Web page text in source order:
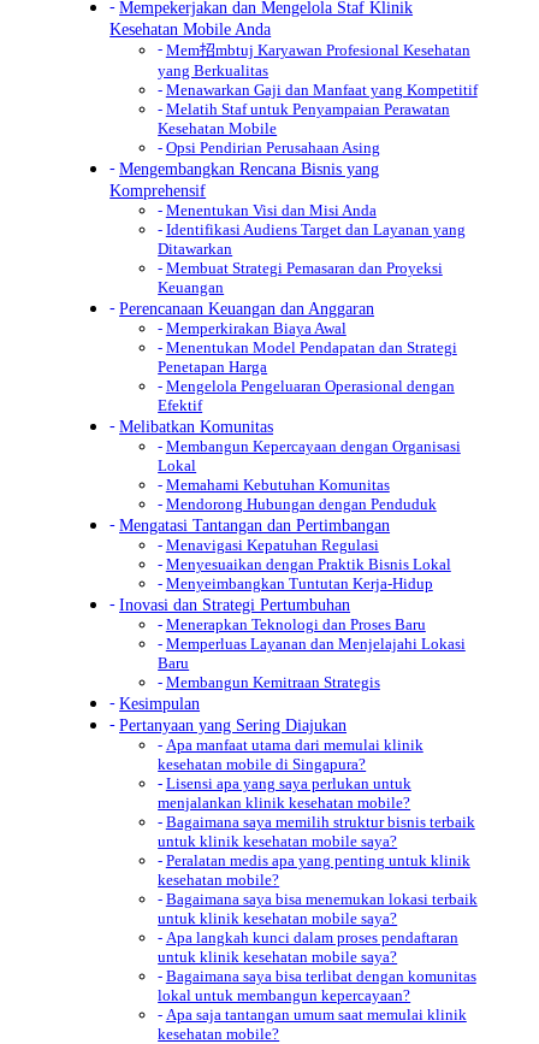
Mempekerjakan dan Mengelola Staf Klinik
Kesehatan Mobile Anda
Mem招mbtuj Karyawan Profesional Kesehatan
yang Berkualitas
Menawarkan Gaji dan Manfaat yang Kompetitif
Melatih Staf untuk Penyampaian Perawatan
Kesehatan Mobile
Opsi Pendirian Perusahaan Asing
Mengembangkan Rencana Bisnis yang
Komprehensif
Menentukan Visi dan Misi Anda
Identifikasi Audiens Target dan Layanan yang
Ditawarkan
Membuat Strategi Pemasaran dan Proyeksi
Keuangan
Perencanaan Keuangan dan Anggaran
Memperkirakan Biaya Awal
Menentukan Model Pendapatan dan Strategi
Penetapan Harga
Mengelola Pengeluaran Operasional dengan
Efektif
Melibatkan Komunitas
Membangun Kepercayaan dengan Organisasi
Lokal
Memahami Kebutuhan Komunitas
Mendorong Hubungan dengan Penduduk
Mengatasi Tantangan dan Pertimbangan
Menavigasi Kepatuhan Regulasi
Menyesuaikan dengan Praktik Bisnis Lokal
Menyeimbangkan Tuntutan Kerja-Hidup
Inovasi dan Strategi Pertumbuhan
Menerapkan Teknologi dan Proses Baru
Memperluas Layanan dan Menjelajahi Lokasi
Baru
Membangun Kemitraan Strategis
Kesimpulan
Pertanyaan yang Sering Diajukan
Apa manfaat utama dari memulai klinik
kesehatan mobile di Singapura?
Lisensi apa yang saya perlukan untuk
menjalankan klinik kesehatan mobile?
Bagaimana saya memilih struktur bisnis terbaik
untuk klinik kesehatan mobile saya?
Peralatan medis apa yang penting untuk klinik
kesehatan mobile?
Bagaimana saya bisa menemukan lokasi terbaik
untuk klinik kesehatan mobile saya?
Apa langkah kunci dalam proses pendaftaran
untuk klinik kesehatan mobile saya?
Bagaimana saya bisa terlibat dengan komunitas
lokal untuk membangun kepercayaan?
Apa saja tantangan umum saat memulai klinik
kesehatan mobile?